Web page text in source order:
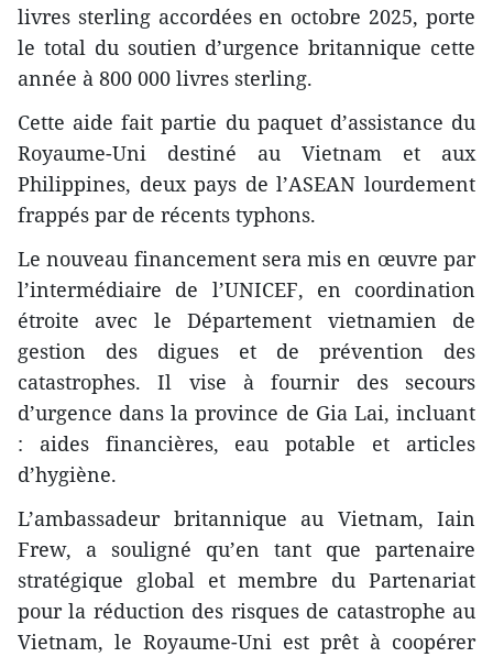
livres sterling accordées en octobre 2025, porte
le total du soutien d’urgence britannique cette
année à 800 000 livres sterling.
Cette aide fait partie du paquet d’assistance du
Royaume-Uni destiné au Vietnam et aux
Philippines, deux pays de l’ASEAN lourdement
frappés par de récents typhons.
Le nouveau financement sera mis en œuvre par
l’intermédiaire de l’UNICEF, en coordination
étroite avec le Département vietnamien de
gestion des digues et de prévention des
catastrophes. Il vise à fournir des secours
d’urgence dans la province de Gia Lai, incluant
: aides financières, eau potable et articles
d’hygiène.
L’ambassadeur britannique au Vietnam, Iain
Frew, a souligné qu’en tant que partenaire
stratégique global et membre du Partenariat
pour la réduction des risques de catastrophe au
Vietnam, le Royaume-Uni est prêt à coopérer